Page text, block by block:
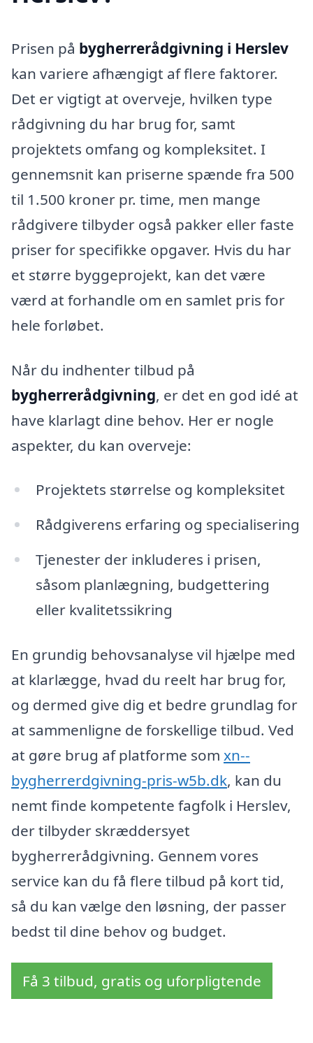
Prisen på bygherrerådgivning i Herslev
kan variere afhængigt af flere faktorer.
Det er vigtigt at overveje, hvilken type
rådgivning du har brug for, samt
projektets omfang og kompleksitet. I
gennemsnit kan priserne spænde fra 500
til 1.500 kroner pr. time, men mange
rådgivere tilbyder også pakker eller faste
priser for specifikke opgaver. Hvis du har
et større byggeprojekt, kan det være
værd at forhandle om en samlet pris for
hele forløbet.
Når du indhenter tilbud på
bygherrerådgivning, er det en god idé at
have klarlagt dine behov. Her er nogle
aspekter, du kan overveje:
Projektets størrelse og kompleksitet
Rådgiverens erfaring og specialisering
Tjenester der inkluderes i prisen,
såsom planlægning, budgettering
eller kvalitetssikring
En grundig behovsanalyse vil hjælpe med
at klarlægge, hvad du reelt har brug for,
og dermed give dig et bedre grundlag for
at sammenligne de forskellige tilbud. Ved
at gøre brug af platforme som xn--
bygherrerdgivning-pris-w5b.dk, kan du
nemt finde kompetente fagfolk i Herslev,
der tilbyder skræddersyet
bygherrerådgivning. Gennem vores
service kan du få flere tilbud på kort tid,
så du kan vælge den løsning, der passer
bedst til dine behov og budget.
Få 3 tilbud, gratis og uforpligtende